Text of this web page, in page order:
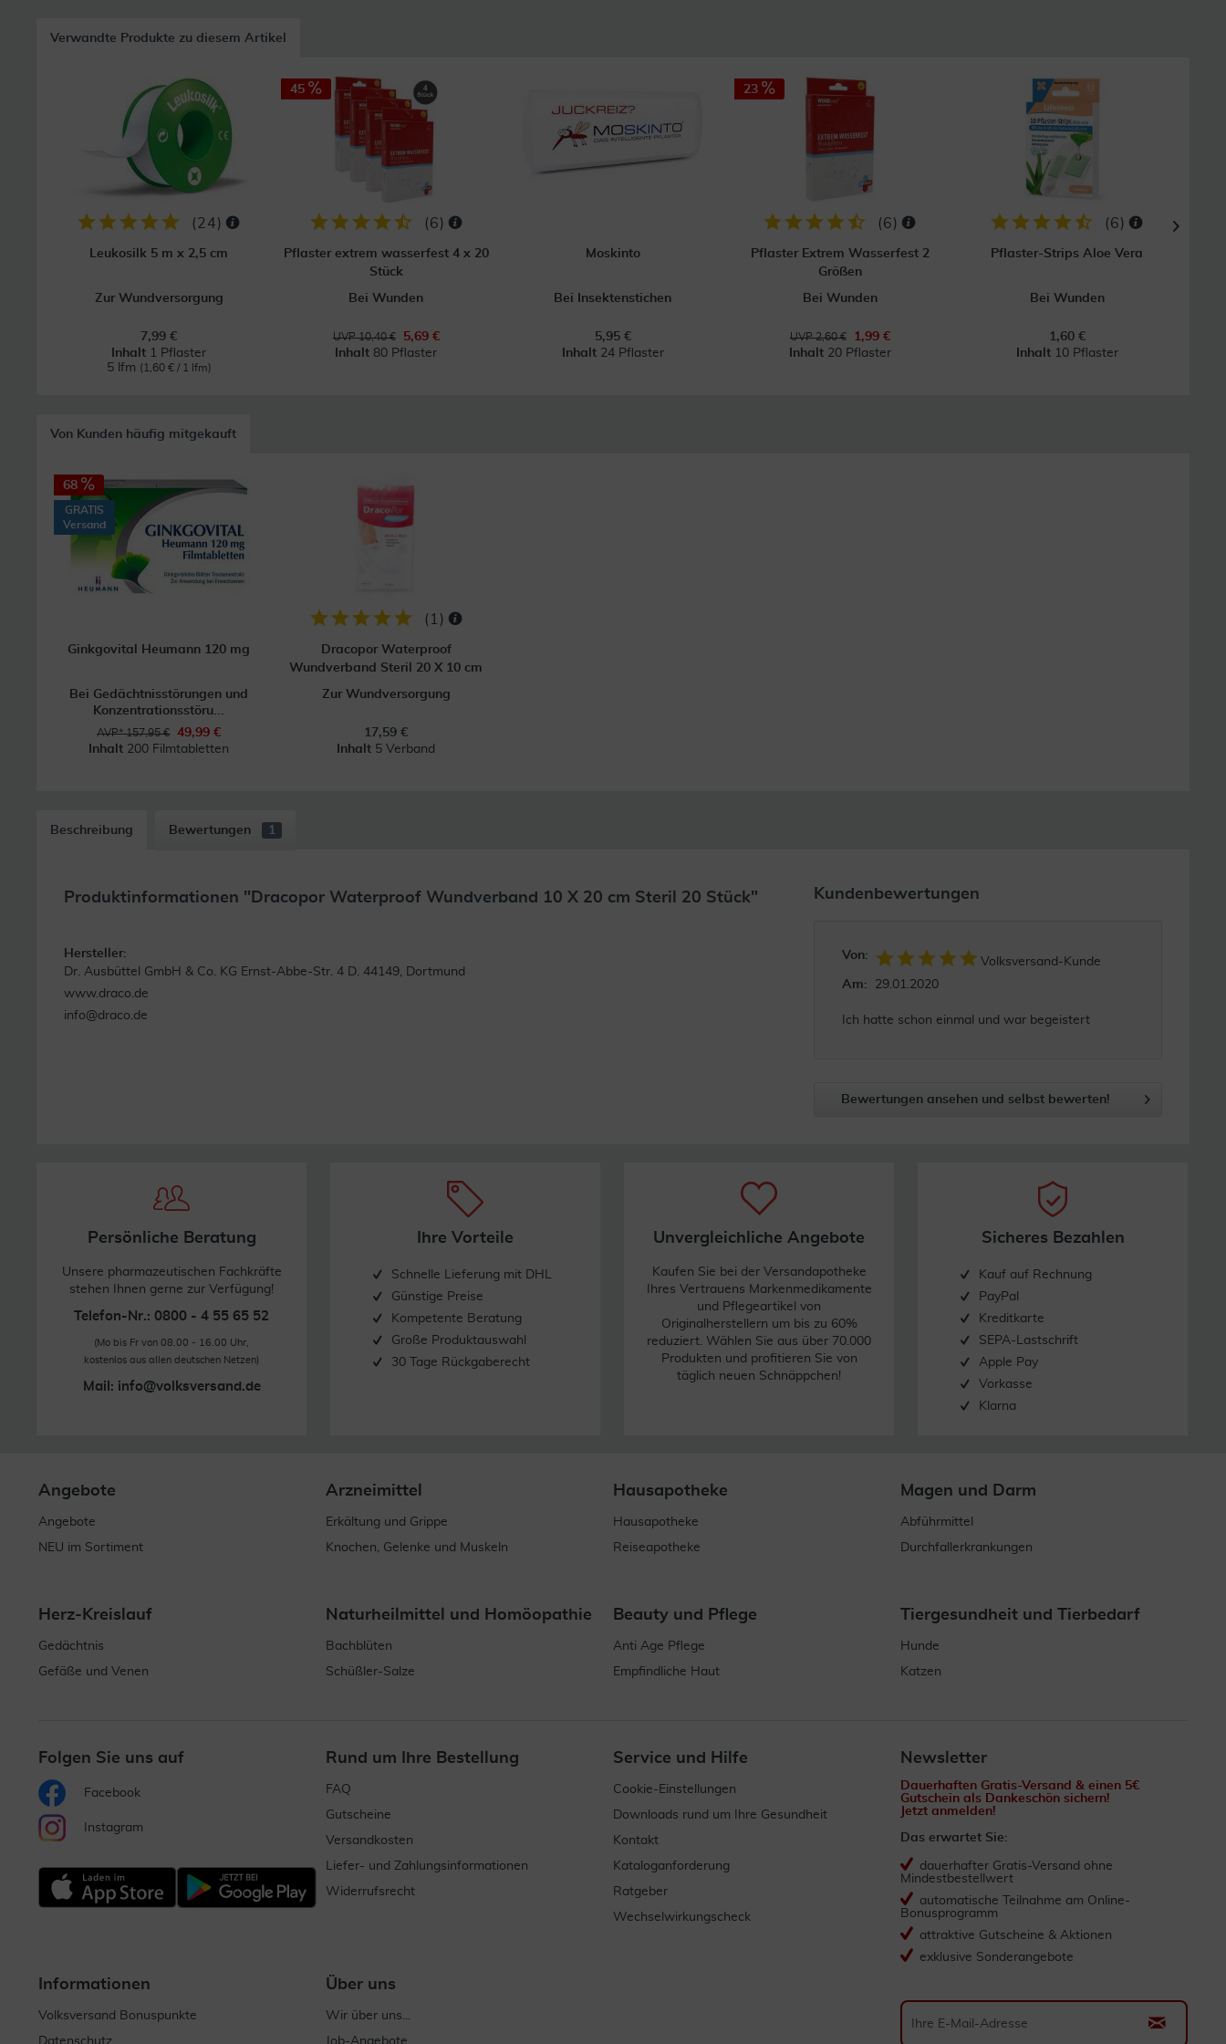
Verwandte Produkte zu diesem Artikel
(24)
Leukosilk 5 m x 2,5 cm
Zur Wundversorgung
7,99 €
Inhalt 1 Pflaster
5 lfm (1,60 € / 1 lfm)
45
(6)
Pflaster extrem wasserfest 4 x 20
Stück
Bei Wunden
UVP 10,40 €
5,69 €
Inhalt 80 Pflaster
Moskinto
Bei Insektenstichen
5,95 €
Inhalt 24 Pflaster
23
(6)
Pflaster Extrem Wasserfest 2
Größen
Bei Wunden
UVP 2,60 €
1,99 €
Inhalt 20 Pflaster
(6)
Pflaster-Strips Aloe Vera
Bei Wunden
1,60 €
Inhalt 10 Pflaster
Von Kunden häufig mitgekauft
68
GRATIS
Versand
Ginkgovital Heumann 120 mg
Bei Gedächtnisstörungen und
Konzentrationsstöru...
AVP* 157,95 €
49,99 €
Inhalt 200 Filmtabletten
( 1 )
Dracopor Waterproof
Wundverband Steril 20 X 10 cm
Zur Wundversorgung
17,59 €
Inhalt 5 Verband
Beschreibung Bewertungen 1
Produktinformationen "Dracopor Waterproof Wundverband 10 X 20 cm Steril 20 Stück"
Weiterlesen
Hersteller:
Dr. Ausbüttel GmbH & Co. KG Ernst-Abbe-Str. 4 D. 44149, Dortmund
www.draco.de
info@draco.de
Kundenbewertungen
Von:
Volksversand-Kunde
Am:
29.01.2020
Ich hatte schon einmal und war begeistert
Bewertungen ansehen und selbst bewerten!
Persönliche Beratung
Unsere pharmazeutischen Fachkräfte
stehen Ihnen gerne zur Verfügung!
Telefon-Nr.: 0800 - 4 55 65 52
(Mo bis Fr von 08.00 - 16.00 Uhr,
kostenlos aus allen deutschen Netzen)
Mail: info@volksversand.de
Ihre Vorteile
Schnelle Lieferung mit DHL
Günstige Preise
Kompetente Beratung
Große Produktauswahl
30 Tage Rückgaberecht
Unvergleichliche Angebote
Kaufen Sie bei der Versandapotheke
Ihres Vertrauens Markenmedikamente
und Pflegeartikel von
Originalherstellern um bis zu 60%
reduziert. Wählen Sie aus über 70.000
Produkten und profitieren Sie von
täglich neuen Schnäppchen!
Sicheres Bezahlen
Kauf auf Rechnung
PayPal
Kreditkarte
SEPA-Lastschrift
Apple Pay
Vorkasse
Klarna
Angebote
Angebote
NEU im Sortiment
Arzneimittel
Erkältung und Grippe
Knochen, Gelenke und Muskeln
Hausapotheke
Hausapotheke
Reiseapotheke
Magen und Darm
Abführmittel
Durchfallerkrankungen
Herz-Kreislauf
Gedächtnis
Gefäße und Venen
Naturheilmittel und Homöopathie
Bachblüten
Schüßler-Salze
Beauty und Pflege
Anti Age Pflege
Empfindliche Haut
Tiergesundheit und Tierbedarf
Hunde
Katzen
Folgen Sie uns auf
Facebook
Instagram
Rund um Ihre Bestellung
FAQ
Gutscheine
Versandkosten
Liefer- und Zahlungsinformationen
Widerrufsrecht
Service und Hilfe
Cookie-Einstellungen
Downloads rund um Ihre Gesundheit
Kontakt
Kataloganforderung
Ratgeber
Wechselwirkungscheck
Informationen
Volksversand Bonuspunkte
Datenschutz
Über uns
Wir über uns...
Job-Angebote
Newsletter
Dauerhaften Gratis-Versand & einen 5€
Gutschein als Dankeschön sichern!
Jetzt anmelden!
Das erwartet Sie:
dauerhafter Gratis-Versand ohne
Mindestbestellwert
automatische Teilnahme am Online-
Bonusprogramm
attraktive Gutscheine & Aktionen
exklusive Sonderangebote